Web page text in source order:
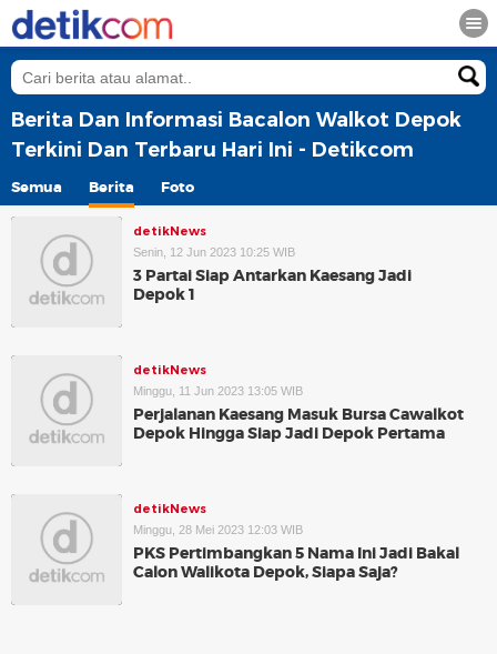
Berita Dan Informasi Bacalon Walkot Depok
Terkini Dan Terbaru Hari Ini - Detikcom
Semua Berita Foto
detikNews
Senin, 12 Jun 2023 10:25 WIB
3 Partai Siap Antarkan Kaesang Jadi
Depok 1
detikNews
Minggu, 11 Jun 2023 13:05 WIB
Perjalanan Kaesang Masuk Bursa Cawalkot
Depok Hingga Siap Jadi Depok Pertama
detikNews
Minggu, 28 Mei 2023 12:03 WIB
PKS Pertimbangkan 5 Nama Ini Jadi Bakal
Calon Walikota Depok, Siapa Saja?